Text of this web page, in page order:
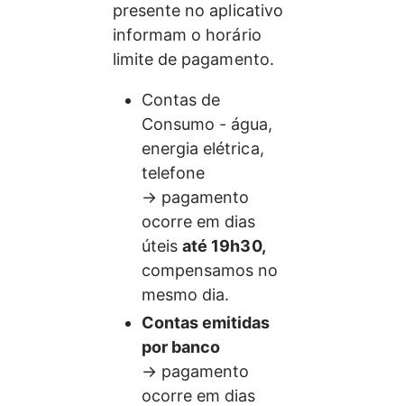
presente no aplicativo
informam o horário
limite de pagamento.
Contas de
Consumo - água,
energia elétrica,
telefone
→ pagamento
ocorre em dias
úteis até 19h30,
compensamos no
mesmo dia.
Contas emitidas
por banco
→ pagamento
ocorre em dias